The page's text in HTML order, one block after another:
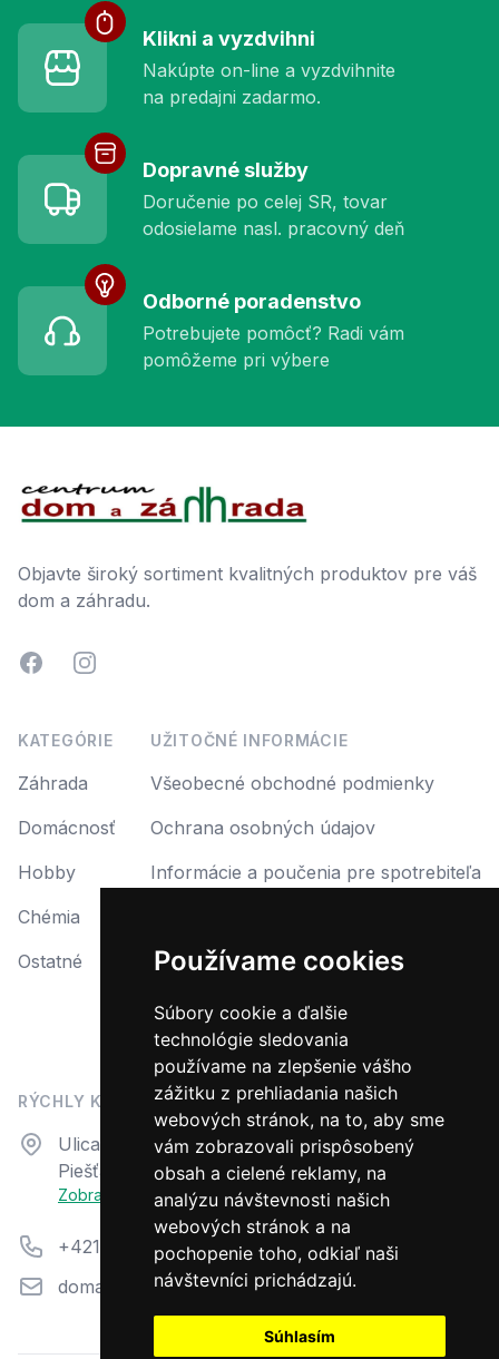
Používame cookies
Súbory cookie a ďalšie
technológie sledovania
používame na zlepšenie vášho
zážitku z prehliadania našich
webových stránok, na to, aby sme
vám zobrazovali prispôsobený
obsah a cielené reklamy, na
analýzu návštevnosti našich
webových stránok a na
pochopenie toho, odkiaľ naši
návštevníci prichádzajú.
Súhlasím
Služby pre vásKlikni a vyzdvihni
Nakúpte on-line a vyzdvihnite
na predajni zadarmo.
Dopravné služby
Doručenie po celej SR, tovar
odosielame nasl. pracovný deň
Odborné poradenstvo
Potrebujete pomôcť? Radi vám
pomôžeme pri výbere
Objavte široký sortiment kvalitných produktov pre váš
dom a záhradu.
FacebookInstagram
KATEGÓRIE
Záhrada
Domácnosť
Hobby
Chémia
Ostatné
UŽITOČNÉ INFORMÁCIE
Všeobecné obchodné podmienky
Ochrana osobných údajov
Informácie a poučenia pre spotrebiteľa
Reklamačný protokol
Formulár na odstúpenie od zmluvy
Odstúpiť od zmluvy tu
RÝCHLY KONTAKT
AdresaUlica N. Teslu 23
Piešťany, 92101
Zobraziť na mape
Telefón+421 33 7944 711
Emaildomazahrada@aquacentrum.sk